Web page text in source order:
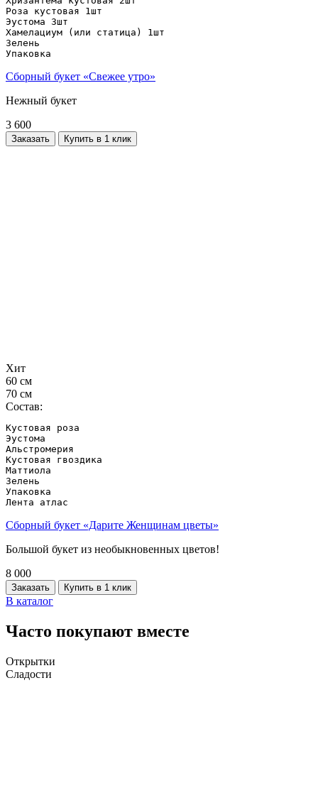
Роза кустовая 1шт
Эустома 3шт
Хамелациум (или статица) 1шт
Зелень
Упаковка
Сборный букет «Свежее утро»
Нежный букет
3 600
Заказать Купить в 1 клик
Хит
60 см
70 см
Состав:
Кустовая роза
Эустома
Альстромерия
Кустовая гвоздика
Маттиола
Зелень
Упаковка
Лента атлас
Сборный букет «Дарите Женщинам цветы»
Большой букет из необыкновенных цветов!
8 000
Заказать Купить в 1 клик
В каталог
Часто покупают вместе
Открытки
Сладости